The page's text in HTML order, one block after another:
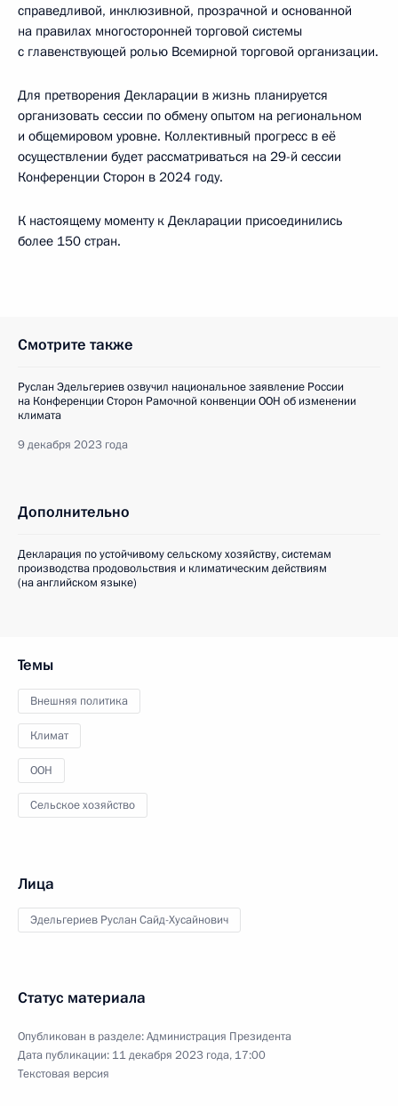
справедливой, инклюзивной, прозрачной и основанной
на правилах многосторонней торговой системы
с главенствующей ролью Всемирной торговой организации.
Для претворения Декларации в жизнь планируется
организовать сессии по обмену опытом на региональном
и общемировом уровне. Коллективный прогресс в её
осуществлении будет рассматриваться на 29-й сессии
Конференции Сторон в 2024 году.
К настоящему моменту к Декларации присоединились
более 150 стран.
Смотрите также
Руслан Эдельгериев озвучил национальное заявление России
на Конференции Сторон Рамочной конвенции ООН об изменении
климата
9 декабря 2023 года
Дополнительно
Декларация по устойчивому сельскому хозяйству, системам
производства продовольствия и климатическим действиям
(на английском языке)
Темы
Внешняя политика
Климат
ООН
Сельское хозяйство
Лица
Эдельгериев Руслан Сайд-Хусайнович
Статус материала
Опубликован в разделе:Администрация Президента
Дата публикации: 11 декабря 2023 года, 17:00
Текстовая версия